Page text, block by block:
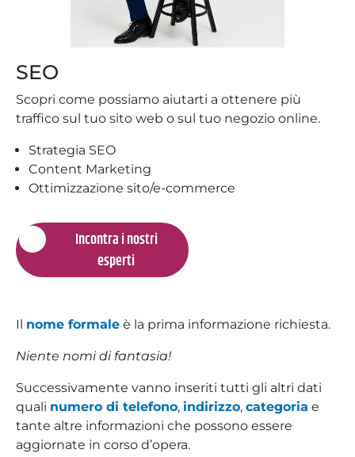
SEO
Scopri come possiamo aiutarti a ottenere più
traffico sul tuo sito web o sul tuo negozio online.
Strategia SEO
Content Marketing
Ottimizzazione sito/e-commerce
Incontra i nostri
esperti
Il nome formale è la prima informazione richiesta.
Niente nomi di fantasia!
Successivamente vanno inseriti tutti gli altri dati
quali numero di telefono, indirizzo, categoria e
tante altre informazioni che possono essere
aggiornate in corso d’opera.